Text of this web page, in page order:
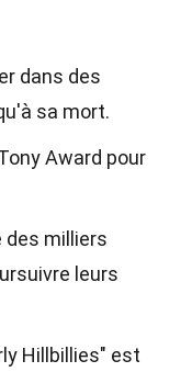
dans des
sa mort.
Award pour
des milliers
leurs
Hillbillies" est